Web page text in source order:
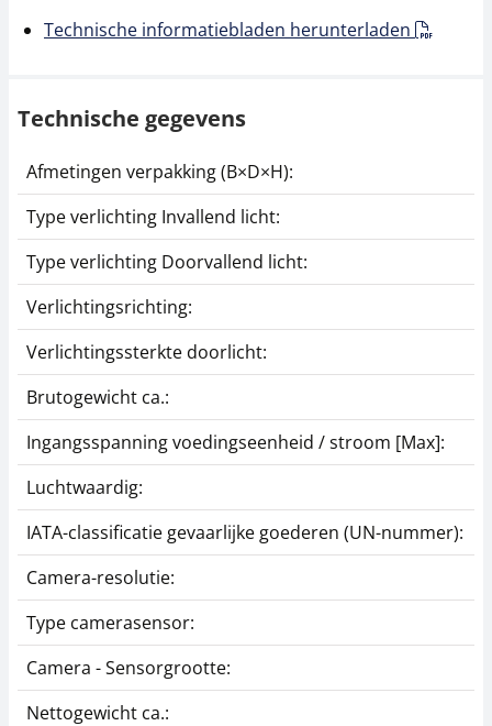
Technische informatiebladen herunterladen
Technische gegevens
Afmetingen verpakking (B×D×H):
Type verlichting Invallend licht:
Type verlichting Doorvallend licht:
Verlichtingsrichting:
Verlichtingssterkte doorlicht:
Brutogewicht ca.:
Ingangsspanning voedingseenheid / stroom [Max]:
Luchtwaardig:
IATA-classificatie gevaarlijke goederen (UN-nummer):
Camera-resolutie:
Type camerasensor:
Camera - Sensorgrootte:
Nettogewicht ca.: